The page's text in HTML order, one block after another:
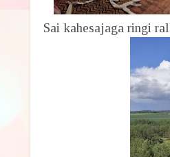
Sai kahesajaga ringi